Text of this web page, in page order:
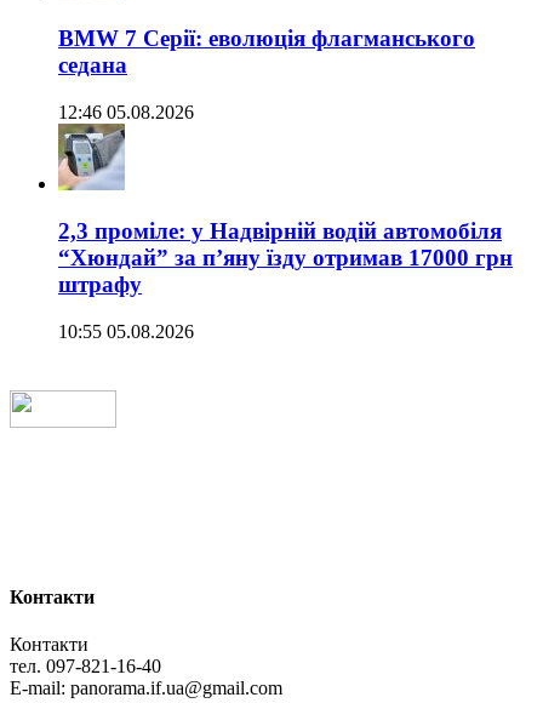
BMW 7 Серії: еволюція флагманського
седана
12:46 05.08.2026
2,3 проміле: у Надвірній водій автомобіля
“Хюндай” за п’яну їзду отримав 17000 грн
штрафу
10:55 05.08.2026
Контакти
Контакти
тел. 097-821-16-40
E-mail: panorama.if.ua@gmail.com